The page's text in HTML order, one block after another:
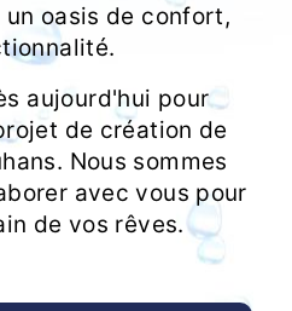
oasis de confort,
aujourd'hui pour
de création de
Nous sommes
avec vous pour
de vos rêves.